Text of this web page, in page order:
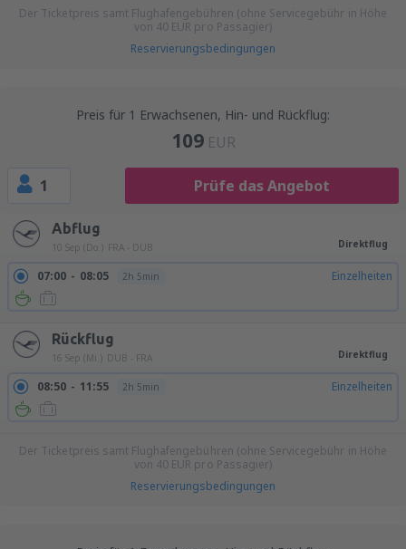
Der Ticketpreis samt Flughafengebühren (ohne Servicegebühr in Höhe
von 40 EUR pro Passagier)
Reservierungsbedingungen
Preis für 1 Erwachsenen, Hin- und Rückflug:
109 EUR
1 Prüfe das Angebot
Abflug
10 Sep (Do.) FRA - DUB Direktflug
07:00 08:05 2h 5min Einzelheiten
Rückflug
16 Sep (Mi.) DUB - FRA Direktflug
08:50 11:55 2h 5min Einzelheiten
Der Ticketpreis samt Flughafengebühren (ohne Servicegebühr in Höhe
von 40 EUR pro Passagier)
Reservierungsbedingungen